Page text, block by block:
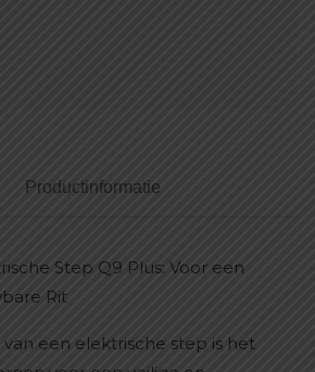
Productinformatie
Step Q9 Plus: Voor een
Rit
een elektrische step is het